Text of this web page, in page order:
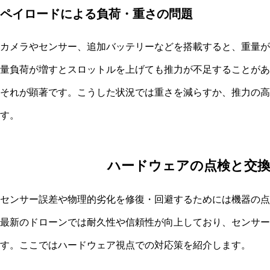
ペイロードによる負荷・重さの問題
カメラやセンサー、追加バッテリーなどを搭載すると、重量
量負荷が増すとスロットルを上げても推力が不足することが
それが顕著です。こうした状況では重さを減らすか、推力の
す。
ハードウェアの点検と交
センサー誤差や物理的劣化を修復・回避するためには機器の
最新のドローンでは耐久性や信頼性が向上しており、センサ
す。ここではハードウェア視点での対応策を紹介します。